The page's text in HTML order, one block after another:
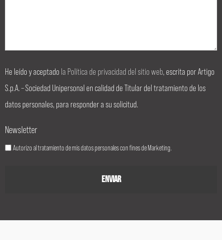
He leído y aceptado la Política de privacidad del sitio web, escrita por Artigo
S.p.A. – Sociedad Unipersonal en calidad de Titular del tratamiento de los
datos personales, para responder a su solicitud.
Newsletter
Autorizo al tratamiento de mis datos personales con fines de Marketing.